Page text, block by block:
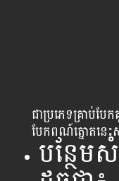
ជាប្រភេទគ្រាប់បែ
បែកពណ៍ត្នោតនេះ
បន្ថែម